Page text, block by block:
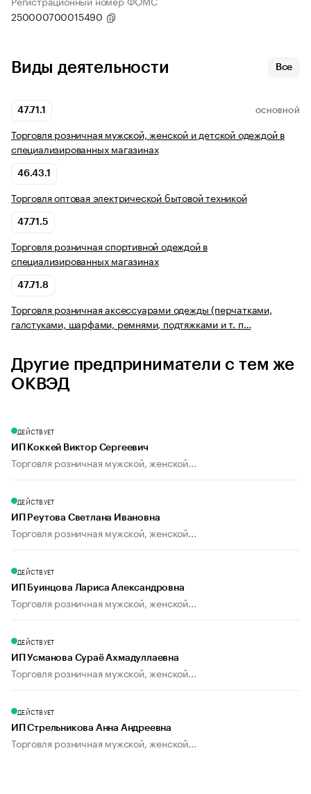
250000700015490
Виды деятельности Все
47.71.1 ОСНОВНОЙ
Торговля розничная мужской, женской и детской одеждой в
специализированных магазинах
46.43.1
Торговля оптовая электрической бытовой техникой
47.71.5
Торговля розничная спортивной одеждой в
специализированных магазинах
47.71.8
Торговля розничная аксессуарами одежды (перчатками,
галстуками, шарфами, ремнями, подтяжками и т. п…
Другие предприниматели с тем же
ОКВЭД
ДЕЙСТВУЕТ
ИП Коккей Виктор Сергеевич
Торговля розничная мужской, женской...
ДЕЙСТВУЕТ
ИП Реутова Светлана Ивановна
Торговля розничная мужской, женской...
ДЕЙСТВУЕТ
ИП Буинцова Лариса Александровна
Торговля розничная мужской, женской...
ДЕЙСТВУЕТ
ИП Усманова Сураё Ахмадуллаевна
Торговля розничная мужской, женской...
ДЕЙСТВУЕТ
ИП Стрельникова Анна Андреевна
Торговля розничная мужской, женской...